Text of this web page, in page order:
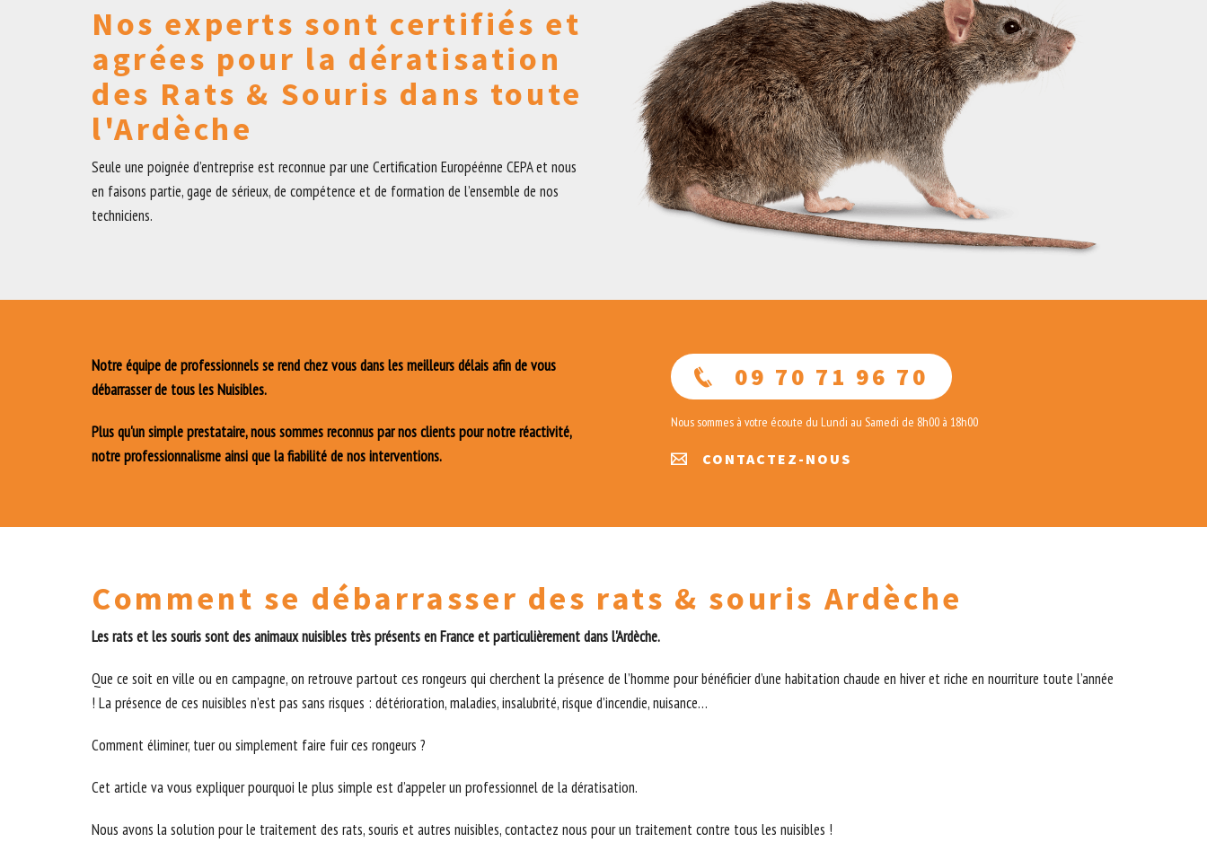
Nos experts sont certifiés et
agrées pour la dératisation
des Rats & Souris dans toute
l'Ardèche
Seule une poignée d’entreprise est reconnue par une Certification Européénne CEPA et nous
en faisons partie, gage de sérieux, de compétence et de formation de l’ensemble de nos
techniciens.
Notre équipe de professionnels se rend chez vous dans les meilleurs délais afin de vous
débarrasser de tous les Nuisibles.
Plus qu'un simple prestataire, nous sommes reconnus par nos clients pour notre réactivité,
notre professionnalisme ainsi que la fiabilité de nos interventions.
09 70 71 96 70
Nous sommes à votre écoute du Lundi au Samedi de 8h00 à 18h00
CONTACTEZ-NOUS
Comment se débarrasser des rats & souris Ardèche
Les rats et les souris sont des animaux nuisibles très présents en France et particulièrement dans l'Ardèche.
Que ce soit en ville ou en campagne, on retrouve partout ces rongeurs qui cherchent la présence de l’homme pour bénéficier d’une habitation chaude en hiver et riche en nourriture toute l’année
! La présence de ces nuisibles n’est pas sans risques : détérioration, maladies, insalubrité, risque d’incendie, nuisance…
Comment éliminer, tuer ou simplement faire fuir ces rongeurs ?
Cet article va vous expliquer pourquoi le plus simple est d’appeler un professionnel de la dératisation.
Nous avons la solution pour le traitement des rats, souris et autres nuisibles, contactez nous pour un traitement contre tous les nuisibles !